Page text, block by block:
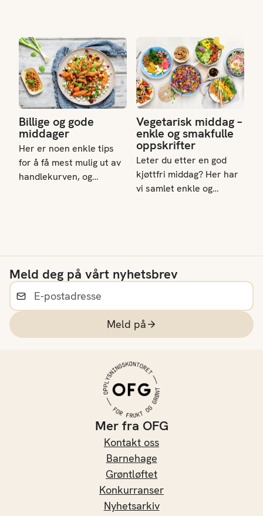
Billige og gode
middager
Her er noen enkle tips
for å få mest mulig ut av
handlekurven, og
Billige og gode middager
Vegetarisk middag –
enkle og smakfulle
oppskrifter
Leter du etter en god
kjøttfri middag? Her har
vi samlet enkle og
blomkål, ramen med
peanøttsaus eller en
mer grønt på.
Vegetarisk middag – enkle
Meld deg på vårt nyhetsbrev
Meld på
Mer fra OFG
Kontakt oss
Barnehage
Grøntløftet
Konkurranser
Nyhetsarkiv